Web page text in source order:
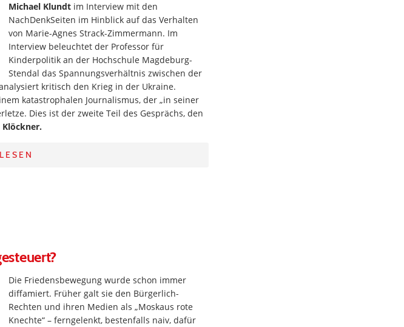
Michael Klundt im Interview mit den
NachDenkSeiten im Hinblick auf das Verhalten
von Marie-Agnes Strack-Zimmermann. Im
Interview beleuchtet der Professor für
Kinderpolitik an der Hochschule Magdeburg-
Stendal das Spannungsverhältnis zwischen der
kritisch den Krieg in der Ukraine.
katastrophalen Journalismus, der „in seiner
Dies ist der zweite Teil des Gesprächs, den
Klöckner.
Die Friedensbewegung wurde schon immer
diffamiert. Früher galt sie den Bürgerlich-
Rechten und ihren Medien als „Moskaus rote
Knechte“ – ferngelenkt, bestenfalls naiv, dafür